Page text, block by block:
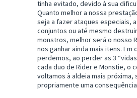
tinha evitado, devido à sua
Quanto melhor a nossa
seja a fazer ataques especiais,
conjuntos ou até mesmo
monstros, melhor será o nosso
nos ganhar ainda mais itens. Em
perdemos, ao perder as 3
cada duo de Rider e Monstie, o
voltamos à aldeia mais próxima,
propriamente uma